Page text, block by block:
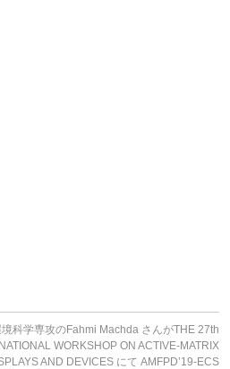
科学専攻のFahmi Machda さんがTHE 27th
WORKSHOP ON ACTIVE-MATRIX
AND DEVICES にて AMFPD’19-ECS